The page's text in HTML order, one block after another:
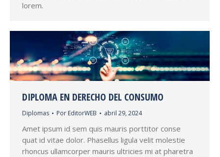
lorem.
DIPLOMA EN DERECHO DEL CONSUMO
Diplomas Por EditorWEB abril 29, 2024
Amet ipsum id sem quis mauris porttitor conse
quat id vitae dolor. Phasellus ligula velit molestie
rhoncus ullamcorper mauris ultricies mi at pharetra